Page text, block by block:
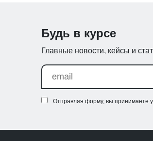
Будь в курсе
Главные новости, кейсы и
Отправляя форму, вы принимаете